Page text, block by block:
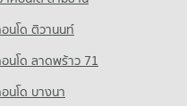
นโด ติวานนท์
นโด ลาดพร้าว 71
นโด บางนา